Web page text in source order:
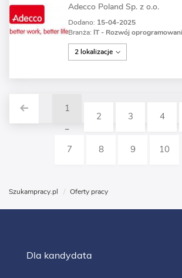
Adecco Poland Sp. z o.o.
Dodano: 15-04-2025
Branża: IT - Rozwój
2 lokalizacje
1
2 3 4
7 8 9 10
Szukampracy.pl Oferty pracy
Dla kandydata